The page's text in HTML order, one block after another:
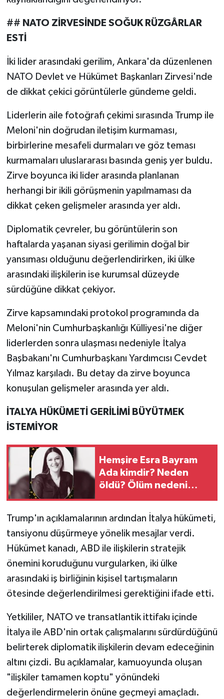
## NATO ZİRVESİNDE SOĞUK RÜZGÂRLAR
ESTİ
İki lider arasındaki gerilim, Ankara'da düzenlenen
NATO Devlet ve Hükümet Başkanları Zirvesi'nde
de dikkat çekici görüntülerle gündeme geldi.
Liderlerin aile fotoğrafı çekimi sırasında Trump ile
Meloni'nin doğrudan iletişim kurmaması,
birbirlerine mesafeli durmaları ve göz teması
kurmamaları uluslararası basında geniş yer buldu.
Zirve boyunca iki lider arasında planlanan
herhangi bir ikili görüşmenin yapılmaması da
dikkat çeken gelişmeler arasında yer aldı.
Diplomatik çevreler, bu görüntülerin son
haftalarda yaşanan siyasi gerilimin doğal bir
yansıması olduğunu değerlendirirken, iki ülke
arasındaki ilişkilerin ise kurumsal düzeyde
sürdüğüne dikkat çekiyor.
Zirve kapsamındaki protokol programında da
Meloni'nin Cumhurbaşkanlığı Külliyesi'ne diğer
liderlerden sonra ulaşması nedeniyle İtalya
Başbakanı'nı Cumhurbaşkanı Yardımcısı Cevdet
Yılmaz karşıladı. Bu detay da zirve boyunca
konuşulan gelişmeler arasında yer aldı.
İTALYA HÜKÜMETİ GERİLİMİ BÜYÜTMEK
İSTEMİYOR
Hemşire Esra Bayram
Ada kimdir? Neden
öldü? Ölüm nedeni
Trump'ın açıklamalarının ardından İtalya hükümeti,
tansiyonu düşürmeye yönelik mesajlar verdi.
Hükümet kanadı, ABD ile ilişkilerin stratejik
önemini koruduğunu vurgularken, iki ülke
arasındaki iş birliğinin kişisel tartışmaların
ötesinde değerlendirilmesi gerektiğini ifade etti.
Yetkililer, NATO ve transatlantik ittifakı içinde
İtalya ile ABD'nin ortak çalışmalarını sürdürdüğünü
belirterek diplomatik ilişkilerin devam edeceğinin
altını çizdi. Bu açıklamalar, kamuoyunda oluşan
"ilişkiler tamamen koptu" yönündeki
değerlendirmelerin önüne geçmeyi amaçladı.